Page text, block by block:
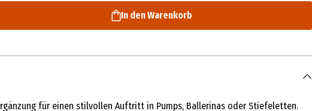
In den Warenkorb
für einen stilvollen Auftritt in Pumps, Ballerinas oder Stiefeletten.